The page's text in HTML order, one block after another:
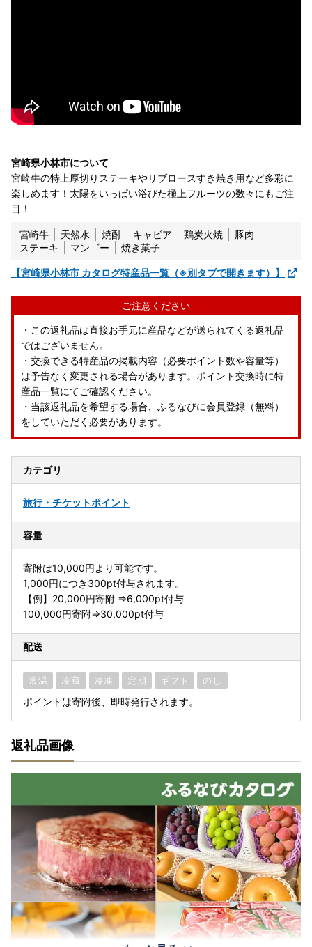
宮崎県小林市について
宮崎牛の特上厚切りステーキやリブロースすき焼き用など多彩に
楽しめます！太陽をいっぱい浴びた極上フルーツの数々にもご注
目！
宮崎牛 天然水 焼酎 キャビア 鶏炭火焼
豚肉
ステーキ
マンゴー 焼き菓子
【宮崎県小林市 カタログ特産品一覧（※別タブで開きます）】
ご注意ください
・この返礼品は直接お手元に産品などが送られてくる返礼品
ではございません。
・交換できる特産品の掲載内容（必要ポイント数や容量等）
は予告なく変更される場合があります。ポイント交換時に特
産品一覧にてご確認ください。
・当該返礼品を希望する場合、ふるなびに会員登録（無料）
をしていただく必要があります。
カテゴリ
旅行・チケットポイント
容量
寄附は10,000円より可能です。
1,000円につき300pt付与されます。
【例】20,000円寄附 ⇒6,000pt付与
100,000円寄附⇒30,000pt付与
配送
常温 冷蔵 冷凍 定期 ギフト のし
ポイントは寄附後、即時発行されます。
返礼品画像